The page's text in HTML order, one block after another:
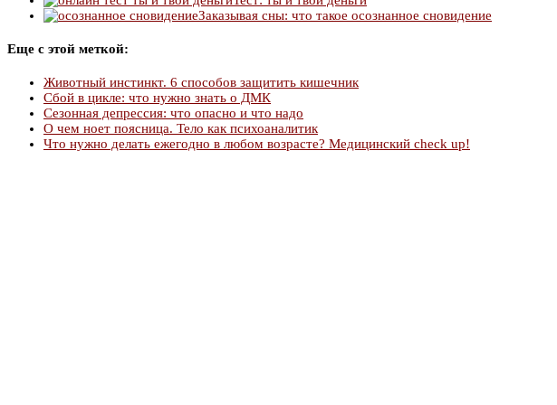
Заказывая сны: что такое осознанное сновидение
Еще с этой меткой:
Животный инстинкт. 6 способов защитить кишечник
Сбой в цикле: что нужно знать о ДМК
Сезонная депрессия: что опасно и что надо
О чем ноет поясница. Тело как психоаналитик
Что нужно делать ежегодно в любом возрасте? Медицинский check up!